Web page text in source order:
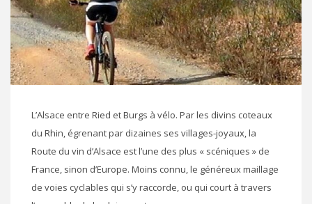
L’Alsace entre Ried et Burgs à vélo. Par les divins coteaux
du Rhin, égrenant par dizaines ses villages-joyaux, la
Route du vin d’Alsace est l’une des plus « scéniques » de
France, sinon d’Europe. Moins connu, le généreux maillage
de voies cyclables qui s’y raccorde, ou qui court à travers